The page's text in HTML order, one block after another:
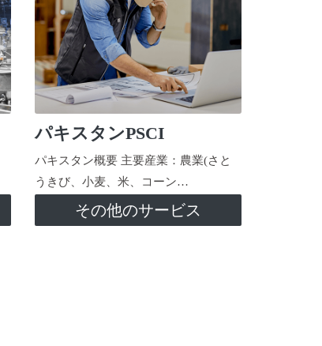
パキスタンPSCI
パキスタン概要 主要産業：農業(さと
うきび、小麦、米、コーン…
その他のサービス